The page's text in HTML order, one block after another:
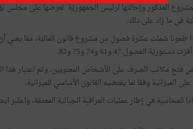
المذكور وإحالتها لرئيس الجمهوريّة لعرضها على مجلس
في ما زاد على ذلك.
قدّموا طعونا شملت عشرة فصول من مشروع قانون الماليّة، ممّا يعني
الفصول 47 و61 و74 و75 و82.
الميزانية وفقا لما يقتضيه القانون الأساسي للميزانية.
استبعادا للمحاسبة في إطار عمليات المراقبة الجبائية المعمقة،